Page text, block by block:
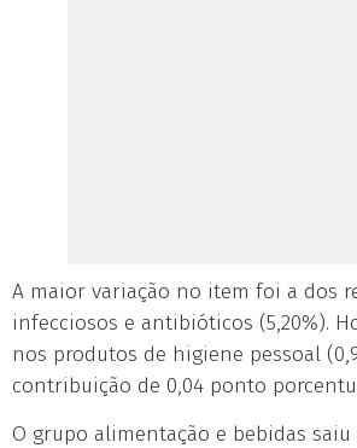
A maior variação no item foi a dos
infecciosos e antibióticos (5,20%).
nos produtos de higiene pessoal
contribuição de 0,04 ponto
O grupo alimentação e bebidas saiu